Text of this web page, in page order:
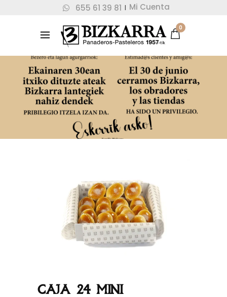
655 61 39 81 | Mi Cuenta
0
Caja 24 mini